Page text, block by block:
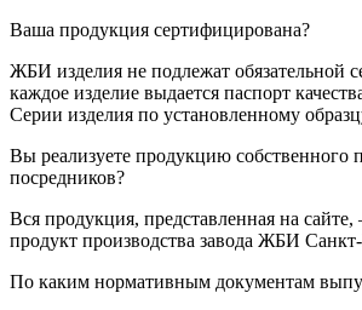
Ваша продукция сертифицирована?
ЖБИ изделия не подлежат обязательной
каждое изделие выдается паспорт
Серии изделия по установленному
Вы реализуете продукцию собственного
посредников?
Вся продукция, представленная на
продукт производства завода ЖБИ Санкт-
По каким нормативным документам